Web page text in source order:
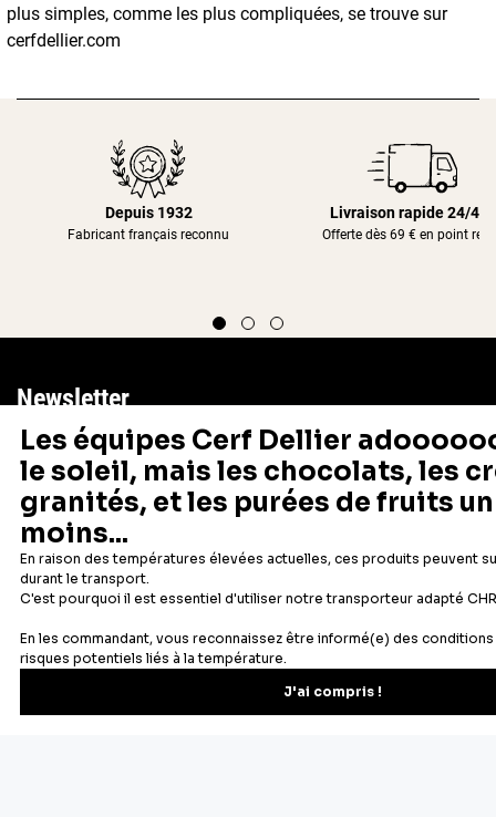
plus simples, comme les plus compliquées, se trouve sur
cerfdellier.com
Depuis 1932
Fabricant français reconnu
Livraison rapide 24/48h
Offerte dès 69 € en point
Newsletter
Recevez les recettes, astuces et offres spéciales.
S'inscrire
Vous pourrez vous désinscrire depuis votre espace client.